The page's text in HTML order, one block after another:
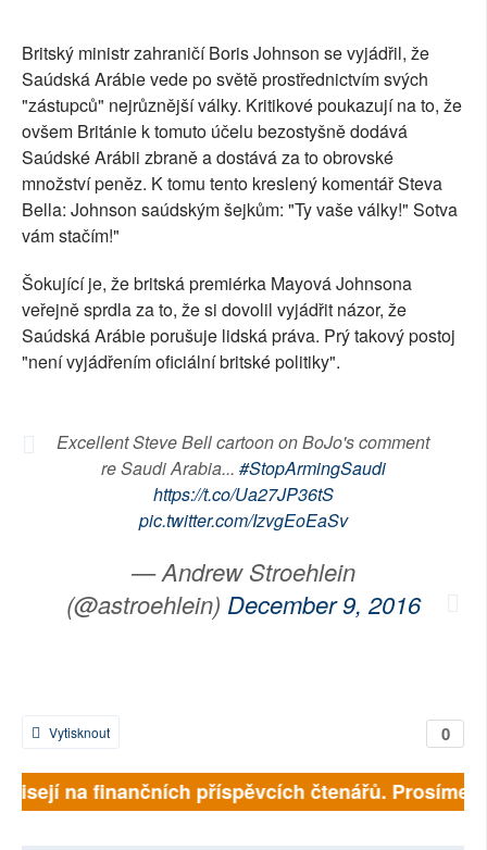
RUBRIKY
PLNÁ VERZE STRÁNEK
Britský ministr zahraničí Boris Johnson se vyjádřil, že
Saúdská Arábie vede po světě prostřednictvím svých
"zástupců" nejrůznější války. Kritikové poukazují na to, že
ovšem Británie k tomuto účelu bezostyšně dodává
Saúdské Arábii zbraně a dostává za to obrovské
množství peněz. K tomu tento kreslený komentář Steva
Bella: Johnson saúdským šejkům: "Ty vaše války!" Sotva
vám stačím!"
Šokující je, že britská premiérka Mayová Johnsona
veřejně sprdla za to, že si dovolil vyjádřit názor, že
Saúdská Arábie porušuje lidská práva. Prý takový postoj
"není vyjádřením oficiální britské politiky".
Excellent Steve Bell cartoon on BoJo's comment
re Saudi Arabia... #StopArmingSaudi
https://t.co/Ua27JP36tS
pic.twitter.com/IzvgEoEaSv
— Andrew Stroehlein
(@astroehlein) December 9, 2016
0
Vytisknout
na finančních příspěvcích čtenářů. Prosíme,